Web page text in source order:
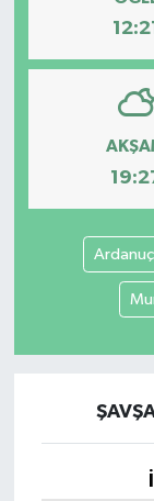
12:21
Ardanuç
SOSYAL
SPOR
ULUSAL